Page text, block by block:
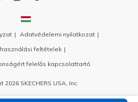
Adatvédelemi nyilatkozat
feltételek
felelős kapcsolattartó
2026 SKECHERS USA, Inc.